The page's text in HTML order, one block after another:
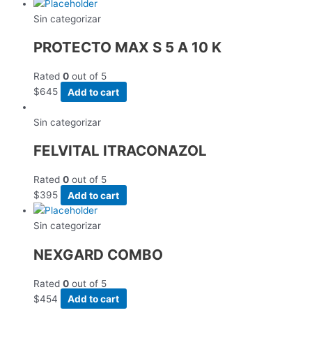
Sin categorizar
PROTECTO MAX S 5 A 10 K
Rated 0 out of 5
$645 Add to cart
Sin categorizar
FELVITAL ITRACONAZOL
Rated 0 out of 5
$395 Add to cart
Sin categorizar
NEXGARD COMBO
Rated 0 out of 5
$454 Add to cart